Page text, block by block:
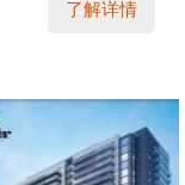
了解详情